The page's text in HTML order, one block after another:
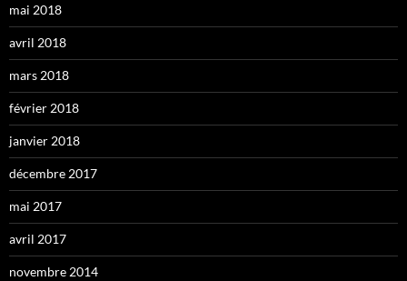
mai 2018
avril 2018
mars 2018
février 2018
janvier 2018
décembre 2017
mai 2017
avril 2017
novembre 2014